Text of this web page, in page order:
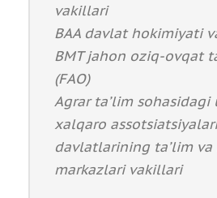
vakillari
BAA davlat hokimiyati
BMT jahon oziq-ovqat
(FAO)
Agrar ta’lim
xalqaro assotsiatsiyalari
davlatlarining ta’lim va
markazlari vakillari